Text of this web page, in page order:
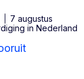
7 augustus
in Nederland